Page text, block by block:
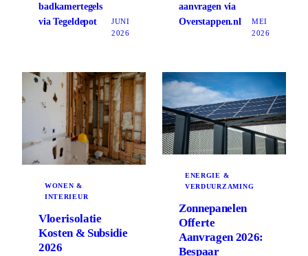
badkamertegels
via Tegeldepot
JUNI
2026
aanvragen via
Overstappen.nl
MEI
2026
WONEN &
INTERIEUR
Vloerisolatie
Kosten & Subsidie
2026
ENERGIE &
VERDUURZAMING
Zonnepanelen
Offerte
Aanvragen 2026:
Bespaar